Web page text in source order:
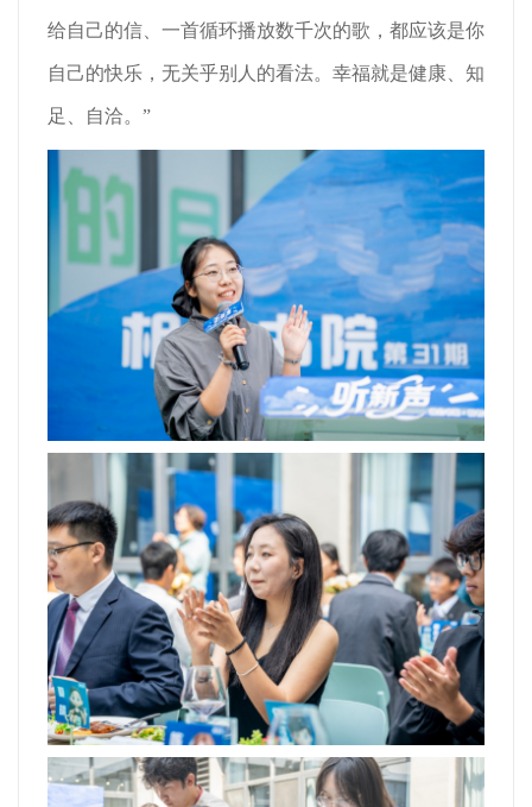
给自己的信、一首循环播放数千次的歌，都应该是你
自己的快乐，无关乎别人的看法。幸福就是健康、知
足、自洽。”